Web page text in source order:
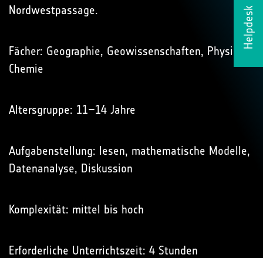
Helpdesk
Nordwestpassage.
Fächer: Geographie, Geowissenschaften, Physik,
Chemie
Altersgruppe: 11–14 Jahre
Aufgabenstellung: lesen, mathematische Modelle,
Datenanalyse, Diskussion
Komplexität: mittel bis hoch
Erforderliche Unterrichtszeit: 4 Stunden